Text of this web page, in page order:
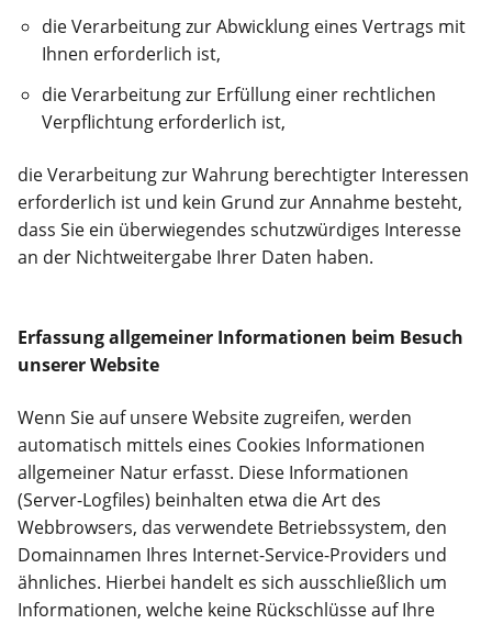
die Verarbeitung zur Abwicklung eines Vertrags mit
Ihnen erforderlich ist,
die Verarbeitung zur Erfüllung einer rechtlichen
Verpflichtung erforderlich ist,
die Verarbeitung zur Wahrung berechtigter Interessen
erforderlich ist und kein Grund zur Annahme besteht,
dass Sie ein überwiegendes schutzwürdiges Interesse
an der Nichtweitergabe Ihrer Daten haben.
Erfassung allgemeiner Informationen beim Besuch
unserer Website
Wenn Sie auf unsere Website zugreifen, werden
automatisch mittels eines Cookies Informationen
allgemeiner Natur erfasst. Diese Informationen
(Server-Logfiles) beinhalten etwa die Art des
Webbrowsers, das verwendete Betriebssystem, den
Domainnamen Ihres Internet-Service-Providers und
ähnliches. Hierbei handelt es sich ausschließlich um
Informationen, welche keine Rückschlüsse auf Ihre